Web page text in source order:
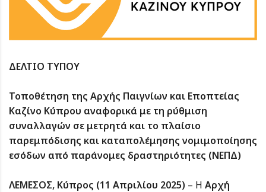
ΔΕΛΤΙΟ ΤΥΠΟΥ
Τοποθέτηση της Αρχής Παιγνίων και Εποπτείας
Καζίνο Κύπρου αναφορικά με τη ρύθμιση
συναλλαγών σε μετρητά και το πλαίσιο
παρεμπόδισης και καταπολέμησης νομιμοποίησης
εσόδων από παράνομες δραστηριότητες (ΝΕΠΔ)
ΛΕΜΕΣΟΣ, Κύπρος (11 Απριλίου 2025) – Η Αρχή